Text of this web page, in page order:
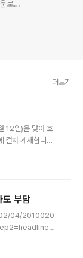
로드
!!
더보기
12일)을 맞아 호
쳐 게재합니다.
좌하면서 갖가
영의 아버지 우
) 이병철(李秉
도 부담
04/2010020
서를 작성해 자